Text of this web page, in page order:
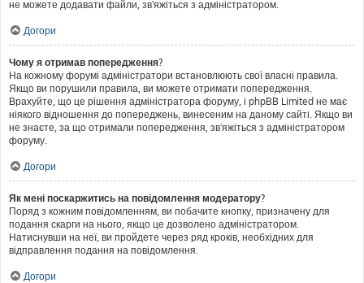
не можете додавати файли, зв'яжіться з адміністратором.
Догори
Чому я отримав попередження?
На кожному форумі адміністратори встановлюють свої власні правила.
Якщо ви порушили правила, ви можете отримати попередження.
Врахуйте, що це рішення адміністратора форуму, і phpBB Limited не має
ніякого відношення до попереджень, винесеним на даному сайті. Якщо ви
не знаєте, за що отримали попередження, зв'яжіться з адміністратором
форуму.
Догори
Як мені поскаржитись на повідомлення модератору?
Поряд з кожним повідомленням, ви побачите кнопку, призначену для
подання скарги на нього, якщо це дозволено адміністратором.
Натиснувши на неї, ви пройдете через ряд кроків, необхідних для
відправлення подання на повідомлення.
Догори